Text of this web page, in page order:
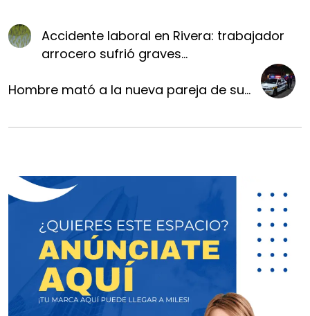
Accidente laboral en Rivera: trabajador
arrocero sufrió graves...
Hombre mató a la nueva pareja de su...